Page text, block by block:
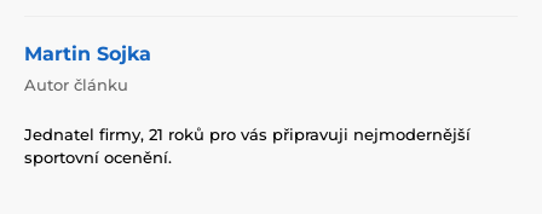
Martin Sojka
Autor článku
Jednatel firmy, 21 roků pro vás připravuji nejmodernější
sportovní ocenění.